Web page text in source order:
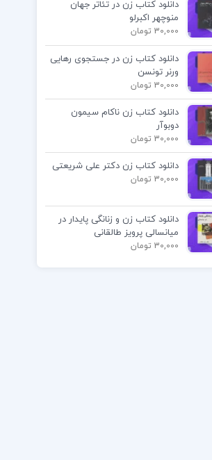
دانلود کتاب زن در تئاتر جهان
منوچهر اکبرلو
30,000 تومان
دانلود کتاب زن در جستجوی رهایی
ورنر تونسن
30,000 تومان
دانلود کتاب زن ناکام سیمون
دوبوآر
30,000 تومان
دانلود کتاب زن دکتر علی شریعتی
30,000 تومان
دانلود کتاب زن و زنانگی پایدار در
میانسالی پرویز طالقانی
30,000 تومان